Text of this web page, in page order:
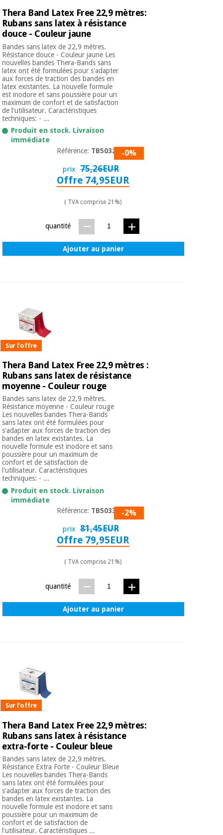
Thera Band Latex Free 22,9 mètres:
Rubans sans latex à résistance
douce - Couleur jaune
Bandes sans latex de 22,9 mètres.
Résistance douce - Couleur jaune Les
nouvelles bandes Thera-Bands sans
latex ont été formulées pour s'adapter
aux forces de traction des bandes en
latex existantes. La nouvelle formule
est inodore et sans poussière pour un
maximum de confort et de satisfaction
de l'utilisateur. Caractéristiques
techniques: - ...
Produit en stock. Livraison
immédiate
Référence: TB50324 -0%
prix 75,26EUR
Offre 74,95EUR
( TVA comprise 21%)
quantité
Ajouter au panier
Sur l'offre
Thera Band Latex Free 22,9 mètres :
Rubans sans latex de résistance
moyenne - Couleur rouge
Bandes sans latex de 22,9 mètres.
Résistance moyenne - Couleur rouge
Les nouvelles bandes Thera-Bands
sans latex ont été formulées pour
s'adapter aux forces de traction des
bandes en latex existantes. La
nouvelle formule est inodore et sans
poussière pour un maximum de
confort et de satisfaction de
l'utilisateur. Caractéristiques
techniques: - ...
Produit en stock. Livraison
immédiate
Référence: TB50334 -2%
prix 81,45EUR
Offre 79,95EUR
( TVA comprise 21%)
quantité
Ajouter au panier
Sur l'offre
Thera Band Latex Free 22,9 mètres:
Rubans sans latex à résistance
extra-forte - Couleur bleue
Bandes sans latex de 22,9 mètres.
Résistance Extra Forte - Couleur Bleue
Les nouvelles bandes Thera-Bands
sans latex ont été formulées pour
s'adapter aux forces de traction des
bandes en latex existantes. La
nouvelle formule est inodore et sans
poussière pour un maximum de
confort et de satisfaction de
l'utilisateur. Caractéristiques ...